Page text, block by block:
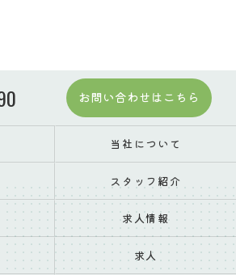
お問い合わせはこちら
当社について
スタッフ紹介
求人情報
求人